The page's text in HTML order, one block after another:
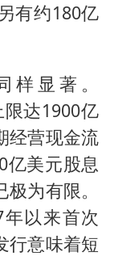
有约180亿
样显著。
达1900亿
经营现金流
亿美元股息
为有限。
年以来首次
行意味着短